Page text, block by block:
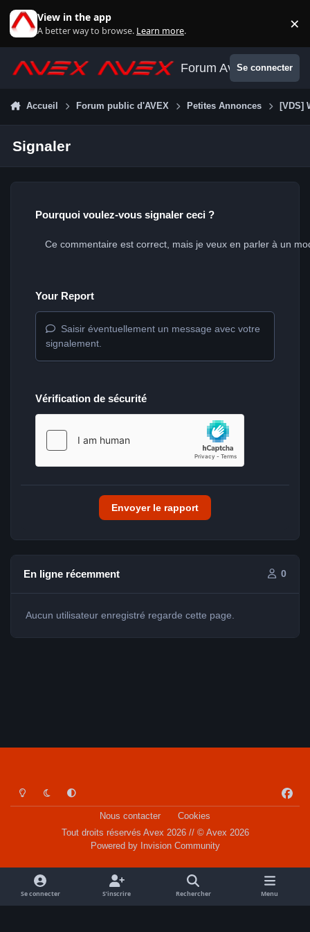
View in the app
A better way to browse. Learn more. ×
Forum AvexSe connecter
Accueil Forum public d'AVEX Petites Annonces [VDS]
Signaler
Pourquoi voulez-vous signaler ceci ?
Your Report
Saisir éventuellement un message avec votre
signalement.
Vérification de sécurité
Envoyer le rapport
En ligne récemment 0
Aucun utilisateur enregistré regarde cette page.
Light ModeDark ModeSystem Preference
a
o
k
Nous contacter
Cookies
Tout droits réservés Avex 2026 // © Avex 2026
Powered by Invision Community
Se connecter S’inscrire Rechercher Menu